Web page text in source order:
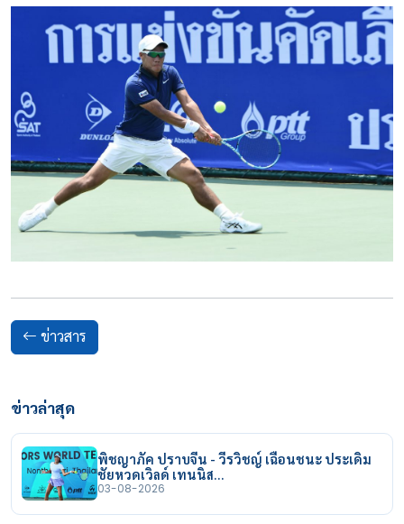
ข่าวสาร
ข่าวล่าสุด
พิชญาภัค ปราบจีน - วีรวิชญ์ เฉือนชนะ ประเดิม
ชัยหวดเวิลด์ เทนนิส…
03-08-2026